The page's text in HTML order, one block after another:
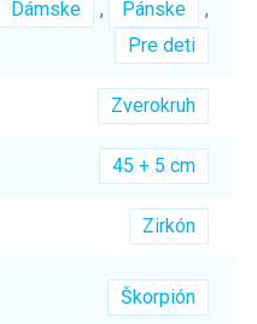
Dámske , Pánske
,
Pre deti
Zverokruh
45 + 5 cm
Zirkón
Škorpión